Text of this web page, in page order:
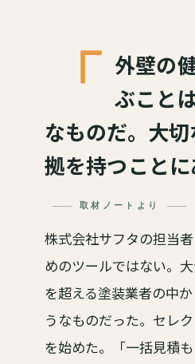
「 外壁の
ぶこと
なものだ。大
拠を持つことに
取材ノートより
株式会社サフタの担当
めのツールではない。
を超える塗装業者の中
うなものだった。セレ
を始めた。「一括見積